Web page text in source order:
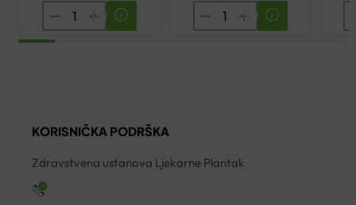
ENCIAN
MULTIVITAMIN
YASENKA
IMUNO
količina
KORISNIČKA PODRŠKA
Zdravstvena ustanova Ljekarne Plantak